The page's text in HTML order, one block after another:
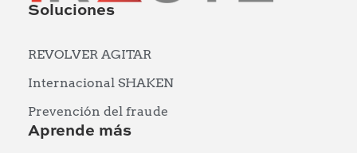
Soluciones
REVOLVER AGITAR
Internacional SHAKEN
Prevención del fraude
Aprende más